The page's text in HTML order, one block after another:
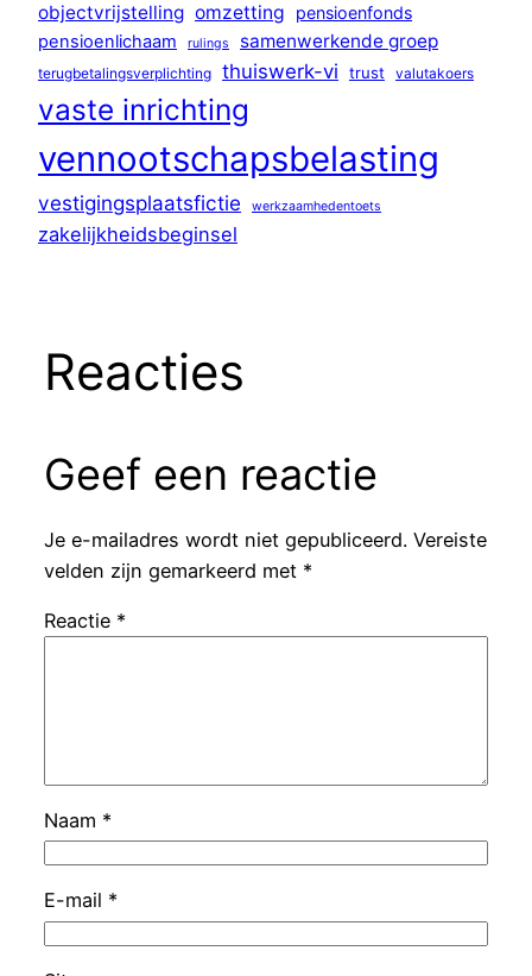
objectvrijstelling omzetting pensioenfonds
pensioenlichaam rulings samenwerkende groep
terugbetalingsverplichting thuiswerk-vi trust valutakoers
vaste inrichting
vennootschapsbelasting
vestigingsplaatsfictie werkzaamhedentoets
zakelijkheidsbeginsel
Reacties
Geef een reactie
Je e-mailadres wordt niet gepubliceerd. Vereiste
velden zijn gemarkeerd met *
Reactie *
Naam *
E-mail *